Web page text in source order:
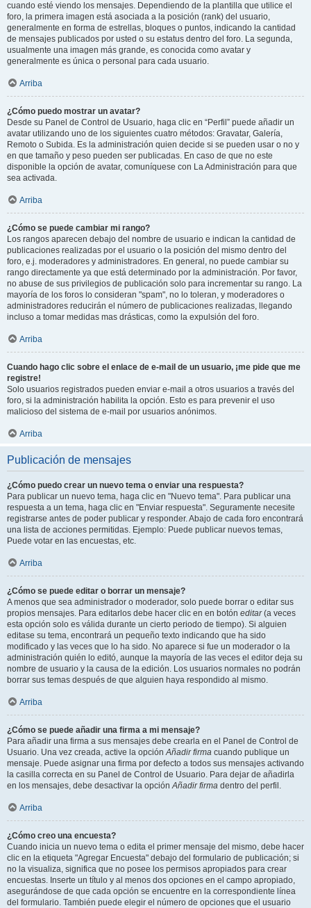
cuando esté viendo los mensajes. Dependiendo de la plantilla que utilice el
foro, la primera imagen está asociada a la posición (rank) del usuario,
generalmente en forma de estrellas, bloques o puntos, indicando la cantidad
de mensajes publicados por usted o su estatus dentro del foro. La segunda,
usualmente una imagen más grande, es conocida como avatar y
generalmente es única o personal para cada usuario.
Arriba
¿Cómo puedo mostrar un avatar?
Desde su Panel de Control de Usuario, haga clic en “Perfil” puede añadir un
avatar utilizando uno de los siguientes cuatro métodos: Gravatar, Galería,
Remoto o Subida. Es la administración quien decide si se pueden usar o no y
en que tamaño y peso pueden ser publicadas. En caso de que no este
disponible la opción de avatar, comuníquese con La Administración para que
sea activada.
Arriba
¿Cómo se puede cambiar mi rango?
Los rangos aparecen debajo del nombre de usuario e indican la cantidad de
publicaciones realizadas por el usuario o la posición del mismo dentro del
foro, e.j. moderadores y administradores. En general, no puede cambiar su
rango directamente ya que está determinado por la administración. Por favor,
no abuse de sus privilegios de publicación solo para incrementar su rango. La
mayoría de los foros lo consideran "spam", no lo toleran, y moderadores o
administradores reducirán el número de publicaciones realizadas, llegando
incluso a tomar medidas mas drásticas, como la expulsión del foro.
Arriba
Cuando hago clic sobre el enlace de e-mail de un usuario, ¡me pide que me
registre!
Solo usuarios registrados pueden enviar e-mail a otros usuarios a través del
foro, si la administración habilita la opción. Esto es para prevenir el uso
malicioso del sistema de e-mail por usuarios anónimos.
Arriba
Publicación de mensajes
¿Cómo puedo crear un nuevo tema o enviar una respuesta?
Para publicar un nuevo tema, haga clic en "Nuevo tema". Para publicar una
respuesta a un tema, haga clic en "Enviar respuesta". Seguramente necesite
registrarse antes de poder publicar y responder. Abajo de cada foro encontrará
una lista de acciones permitidas. Ejemplo: Puede publicar nuevos temas,
Puede votar en las encuestas, etc.
Arriba
¿Cómo se puede editar o borrar un mensaje?
A menos que sea administrador o moderador, solo puede borrar o editar sus
propios mensajes. Para editarlos debe hacer clic en en botón editar(a veces
esta opción solo es válida durante un cierto periodo de tiempo). Si alguien
editase su tema, encontrará un pequeño texto indicando que ha sido
modificado y las veces que lo ha sido. No aparece si fue un moderador o la
administración quién lo editó, aunque la mayoría de las veces el editor deja su
nombre de usuario y la causa de la edición. Los usuarios normales no podrán
borrar sus temas después de que alguien haya respondido al mismo.
Arriba
¿Cómo se puede añadir una firma a mi mensaje?
Para añadir una firma a sus mensajes debe crearla en el Panel de Control de
Usuario. Una vez creada, active la opciónAñadir firma cuando publique un
mensaje. Puede asignar una firma por defecto a todos sus mensajes activando
la casilla correcta en su Panel de Control de Usuario. Para dejar de añadirla
en los mensajes, debe desactivar la opciónAñadir firma dentro del perfil.
Arriba
¿Cómo creo una encuesta?
Cuando inicia un nuevo tema o edita el primer mensaje del mismo, debe hacer
clic en la etiqueta "Agregar Encuesta" debajo del formulario de publicación; si
no la visualiza, significa que no posee los permisos apropiados para crear
encuestas. Inserte un título y al menos dos opciones en el campo apropiado,
asegurándose de que cada opción se encuentre en la correspondiente línea
del formulario. También puede elegir el número de opciones que el usuario